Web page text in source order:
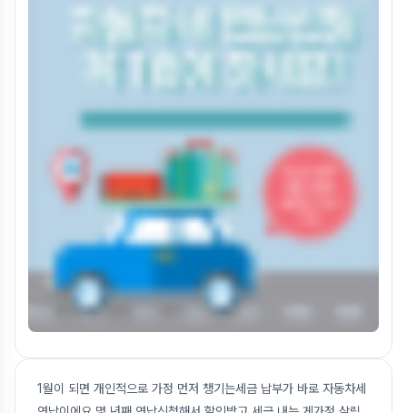
1월이 되면 개인적으로 가정 먼저 챙기는세금 납부가 바로 자동차세